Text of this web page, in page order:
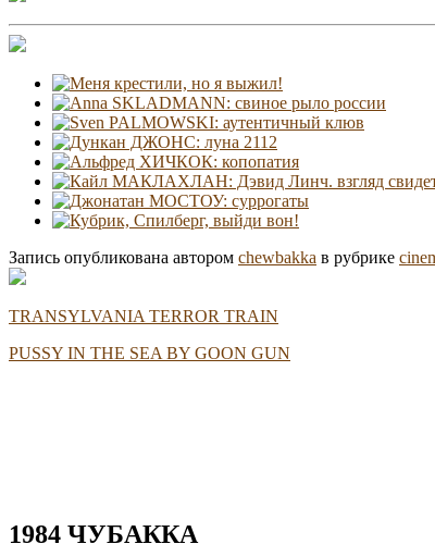
Запись опубликована автором chewbakka в рубрике
TRANSYLVANIA TERROR TRAIN
PUSSY IN THE SEA BY GOON GUN
1984 ЧУБАККА